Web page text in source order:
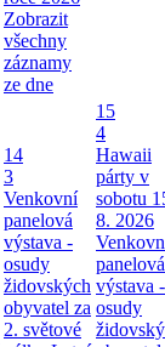
Zobrazit
všechny
záznamy
ze dne
14
3
Venkovní
panelová
výstava -
osudy
židovských
obyvatel za
2. světové
15
4
Hawaii
párty v
sobotu
8. 2026
panelová
výstava -
osudy